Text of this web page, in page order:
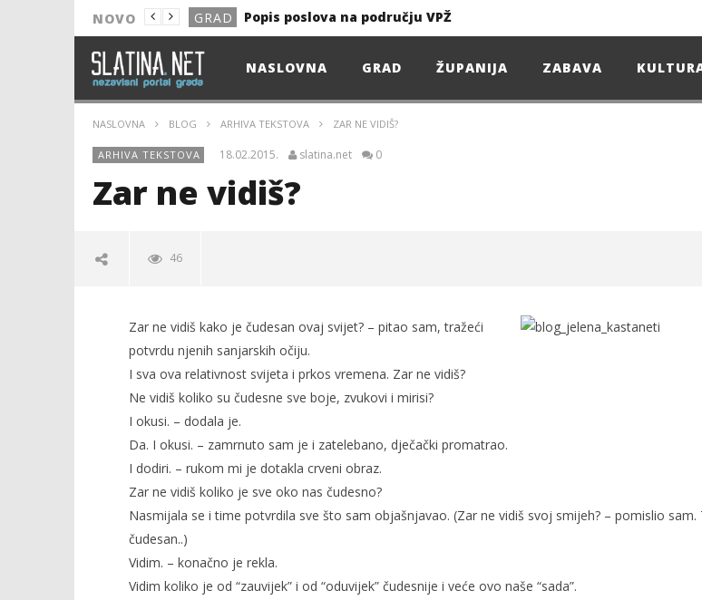
NOVO GRAD
Popis poslova na području VPŽ
NOVO
NOVO
NOVO
NOVO
KULTURA
GRAD
Popis poslova na području VPŽ
NASLOVNA GRAD ŽUPANIJA ZABAVA
NASLOVNA BLOG ARHIVA TEKSTOVA ZAR NE VIDIŠ?
ARHIVA TEKSTOVA 18.02.2015. slatina.net 0
Zar ne vidiš?
46
18.02.2015.
slatina.net
Popis poslova na području VPŽ
18.02.2015.
i zdravstvene
Zar ne vidiš kako je čudesan ovaj svijet? – pitao sam, tražeći
potvrdu njenih sanjarskih očiju.
I sva ova relativnost svijeta i prkos vremena. Zar ne vidiš?
Ne vidiš koliko su čudesne sve boje, zvukovi i mirisi?
I okusi. – dodala je.
Da. I okusi. – zamrnuto sam je i zatelebano, dječački promatrao.
I dodiri. – rukom mi je dotakla crveni obraz.
Zar ne vidiš koliko je sve oko nas čudesno?
Nasmijala se i time potvrdila sve što sam objašnjavao. (Zar ne vidiš svoj smijeh? – pomislio sam.
čudesan..)
Vidim. – konačno je rekla.
Vidim koliko je od “zauvijek” i od “oduvijek” čudesnije i veće ovo naše “sada”.